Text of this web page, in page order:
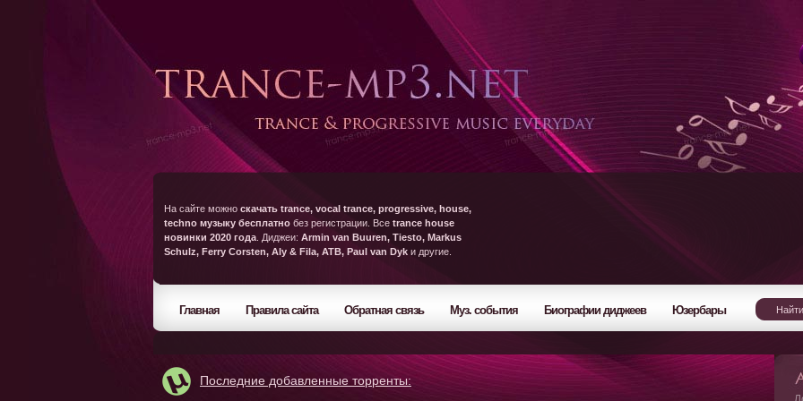
На сайте можно скачать trance, vocal trance, progressive, house,
techno музыку бесплатно без регистрации. Все trance house
новинки 2020 года . Диджеи: Armin van Buuren, Tiesto, Markus
Schulz, Ferry Corsten, Aly & Fila, ATB, Paul van Dyk и другие.
Главная Правила сайта Обратная связь Муз. события Биографии диджеев Юзербары
Последние добавленные торренты: